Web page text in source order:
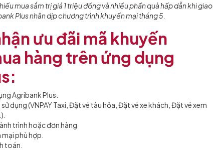
mua sắm trị giá 1 triệu đồng và nhiều phần quà hấp dẫn khi giao
Plus nhân dịp chương trình khuyến mại tháng 5.
ưu đãi mã khuyến
hàng trên ứng dụng
Agribank Plus.
dụng (VNPAY Taxi, Đặt vé tàu hỏa, Đặt vé xe khách, Đặt vé xem
trình hoặc đơn hàng
phù hợp.
toán.